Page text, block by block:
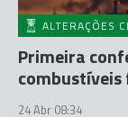
ALTERAÇÕES
Primeira
combustíveis
24 Abr 08:34